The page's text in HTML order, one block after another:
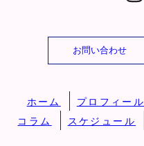
お問い合わせ
ホーム プロフィール
コラム
スケジュール